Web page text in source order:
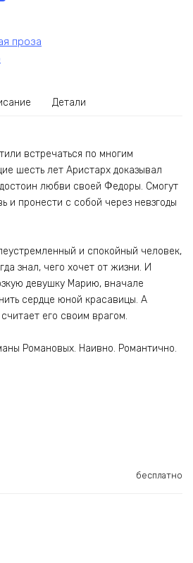
проза
Детали
встречаться по многим
шесть лет Аристарх доказывал
любви своей Федоры. Смогут
и пронести с собой через невзгоды
и спокойный человек,
знал, чего хочет от жизни. И
девушку Марию, вначале
сердце юной красавицы. А
его своим врагом.
Романовых. Наивно. Романтично.
бесплатно